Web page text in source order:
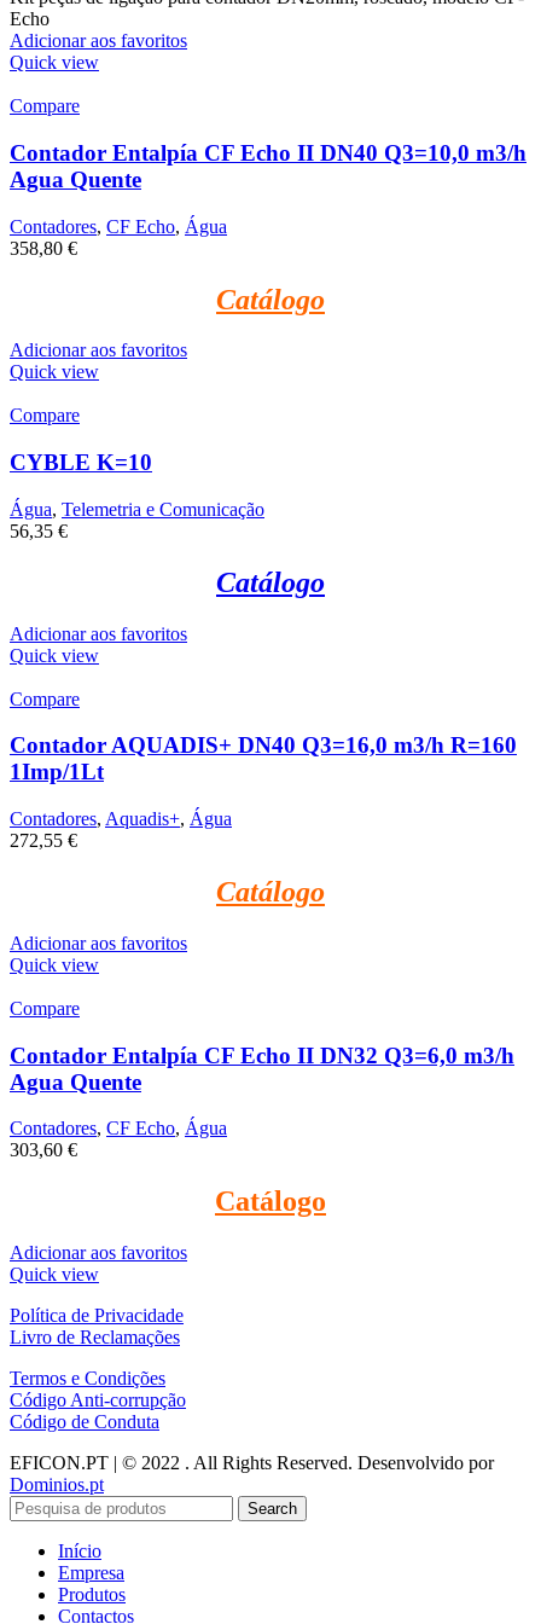
Echo
Adicionar aos favoritos
Quick view
Compare
Contador Entalpía CF Echo II DN40 Q3=10,0 m3/h
Agua Quente
Contadores, CF Echo, Água
358,80 €
Catálogo
Adicionar aos favoritos
Quick view
Compare
CYBLE K=10
Água, Telemetria e Comunicação
56,35 €
Catálogo
Adicionar aos favoritos
Quick view
Compare
Contador AQUADIS+ DN40 Q3=16,0 m3/h R=160
1Imp/1Lt
Contadores, Aquadis+, Água
272,55 €
Catálogo
Adicionar aos favoritos
Quick view
Compare
Contador Entalpía CF Echo II DN32 Q3=6,0 m3/h
Agua Quente
Contadores, CF Echo, Água
303,60 €
Catálogo
Adicionar aos favoritos
Quick view
Política de Privacidade
Livro de Reclamações
Termos e Condições
Código Anti-corrupção
Código de Conduta
EFICON.PT | © 2022 . All Rights Reserved. Desenvolvido por
Dominios.pt
Search
Início
Empresa
Produtos
Contactos